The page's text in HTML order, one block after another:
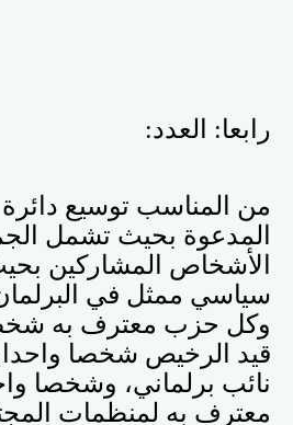
رابعا: العدد:
من المناسب توسيع
المدعوة بحيث تشمل
الأشخاص المشاركين
وكل حزب معترف به
قيد الرخيص شخصا
نائب برلماني، وشخصا
معترف به لمنظمات